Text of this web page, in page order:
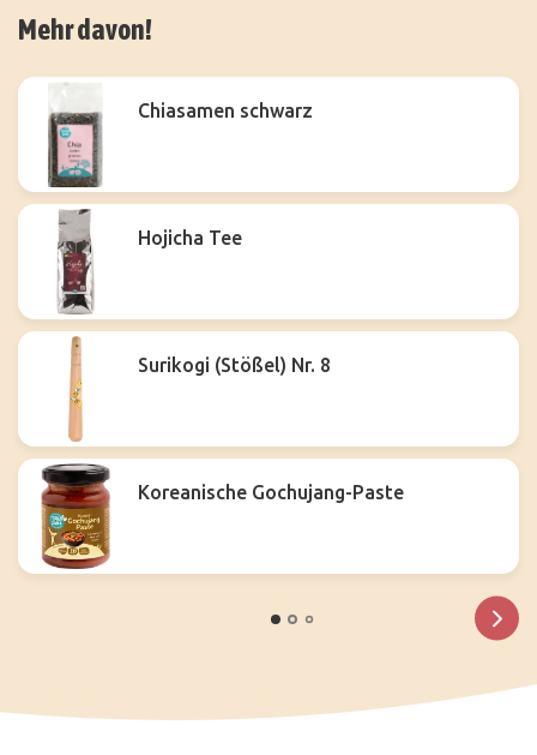
Mehr davon!
Chiasamen schwarz
Hojicha Tee
Surikogi (Stößel) Nr. 8
Koreanische Gochujang-Paste